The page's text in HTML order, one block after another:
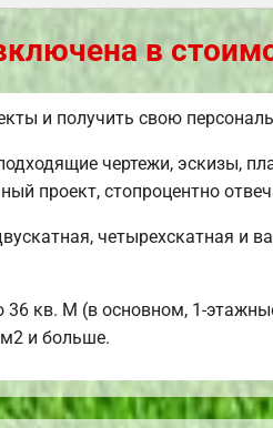
в
и получить свою
чертежи, эскизы,
проект, стопроцентно
четырехскатная и
кв. М (в основном, 1-
и больше.